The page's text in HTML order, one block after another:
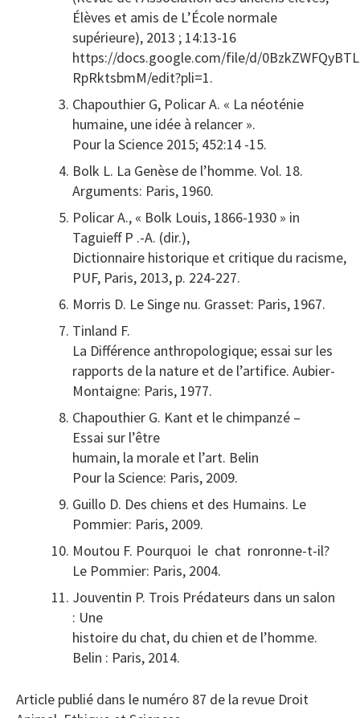
Élèves et amis de L’École normale
supérieure), 2013 ; 14:13-16
https://docs.google.com/file/d/
RpRktsbmM/edit?pli=1.
Chapouthier G, Policar A. « La néoténie
humaine, une idée à relancer ».
Pour la Science 2015; 452:14 -15.
Bolk L. La Genèse de l’homme. Vol. 18.
Arguments: Paris, 1960.
Policar A., « Bolk Louis, 1866-1930 » in
Taguieff P .-A. (dir.),
Dictionnaire historique et critique du racisme,
PUF, Paris, 2013, p. 224-227.
Morris D. Le Singe nu. Grasset: Paris, 1967.
Tinland F.
La Différence anthropologique; essai sur les
rapports de la nature et de l’artifice. Aubier-
Montaigne: Paris, 1977.
Chapouthier G. Kant et le chimpanzé –
Essai sur l’être
humain, la morale et l’art. Belin
Pour la Science: Paris, 2009.
Guillo D. Des chiens et des Humains. Le
Pommier: Paris, 2009.
Moutou F. Pourquoi le chat ronronne-t-il?
Le Pommier: Paris, 2004.
Jouventin P. Trois Prédateurs dans un salon
: Une
histoire du chat, du chien et de l’homme.
Belin : Paris, 2014.
Article publié dans le numéro 87 de la revue Droit